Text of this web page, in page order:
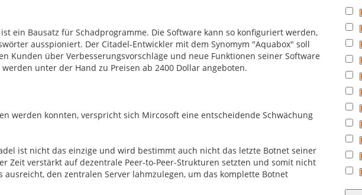
ein Bausatz für Schadprogramme. Die Software kann so konfiguriert werden,
ausspioniert. Der Citadel-Entwickler mit dem Synomym "Aquabox" soll
Kunden über Verbesserungsvorschläge und neue Funktionen seiner Software
unter der Hand zu Preisen ab 2400 Dollar angeboten.
werden konnten, verspricht sich Mircosoft eine entscheidende Schwächung
ist nicht das einzige und wird bestimmt auch nicht das letzte Botnet seiner
Zeit verstärkt auf dezentrale Peer-to-Peer-Strukturen setzten und somit nicht
den zentralen Server lahmzulegen, um das komplette Botnet